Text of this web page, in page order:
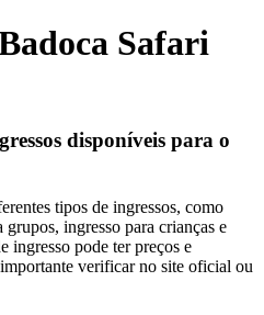
Safari
disponíveis para o
tipos de ingressos, como
ingresso para crianças e
ingresso pode ter preços e
verificar no site oficial ou